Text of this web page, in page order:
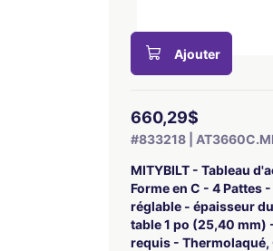
Ajouter
660,29$
#833218 |
MITYBILT - Tableau
Forme en C - 4 Pattes
réglable - épaisseur
table 1 po (25,40 mm)
requis - Thermolaqué,